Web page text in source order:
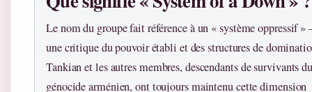
Le nom du groupe fait référence à un « système oppressif
une critique du pouvoir établi et des structures de
Tankian et les autres membres, descendants de survivants
génocide arménien, ont toujours maintenu cette dimension